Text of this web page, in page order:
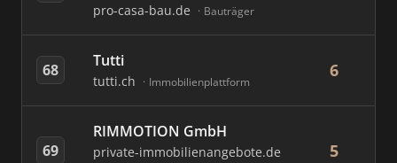
pro-casa-bau.de Bauträger
68 Tutti
tutti.ch Immobilienplattform
6
69
RIMMOTION GmbH
private-immobilienangebote.de 5